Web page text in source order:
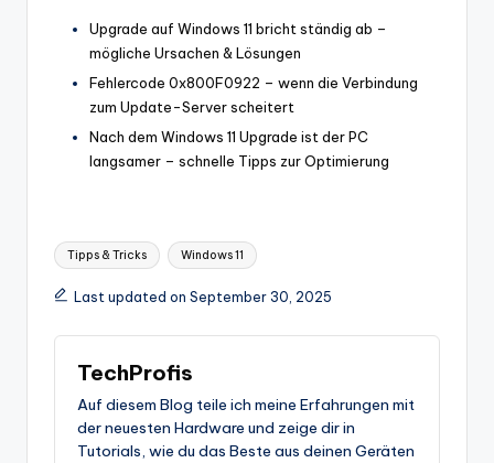
Upgrade auf Windows 11 bricht ständig ab –
mögliche Ursachen & Lösungen
Fehlercode 0x800F0922 – wenn die Verbindung
zum Update-Server scheitert
Nach dem Windows 11 Upgrade ist der PC
langsamer – schnelle Tipps zur Optimierung
Tags:
Tipps & Tricks Windows 11
Last updated on September 30, 2025
TechProfis
Auf diesem Blog teile ich meine Erfahrungen mit
der neuesten Hardware und zeige dir in
Tutorials, wie du das Beste aus deinen Geräten